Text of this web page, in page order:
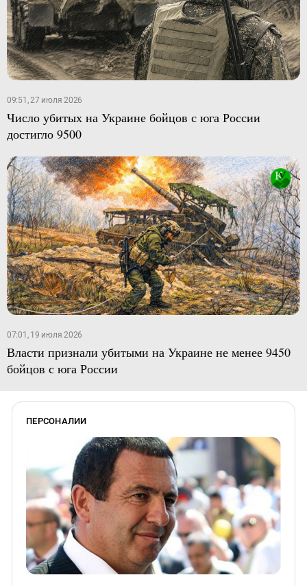
09:51, 27 июля 2026
Число убитых на Украине бойцов с юга России
достигло 9500
07:01, 19 июля 2026
Власти признали убитыми на Украине не менее 9450
бойцов с юга России
ПЕРСОНАЛИИ